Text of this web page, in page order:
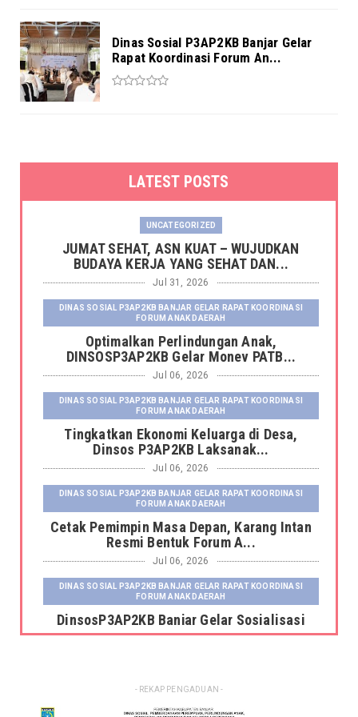
Dinas Sosial P3AP2KB Banjar Gelar
Rapat Koordinasi Forum An...
LATEST POSTS
UNCATEGORIZED
JUMAT SEHAT, ASN KUAT – WUJUDKAN
BUDAYA KERJA YANG SEHAT DAN...
Jul 31, 2026
DINAS SOSIAL P3AP2KB BANJAR GELAR RAPAT KOORDINASI
FORUM ANAK DAERAH
Optimalkan Perlindungan Anak,
DINSOSP3AP2KB Gelar Monev PATB...
Jul 06, 2026
DINAS SOSIAL P3AP2KB BANJAR GELAR RAPAT KOORDINASI
FORUM ANAK DAERAH
Tingkatkan Ekonomi Keluarga di Desa,
Dinsos P3AP2KB Laksanak...
Jul 06, 2026
DINAS SOSIAL P3AP2KB BANJAR GELAR RAPAT KOORDINASI
FORUM ANAK DAERAH
Cetak Pemimpin Masa Depan, Karang Intan
Resmi Bentuk Forum A...
Jul 06, 2026
DINAS SOSIAL P3AP2KB BANJAR GELAR RAPAT KOORDINASI
FORUM ANAK DAERAH
DinsosP3AP2KB Banjar Gelar Sosialisasi
Pemutakhiran dan Pemb...
FORUM ANAK DAERAH
Kepala Dinas Sosial P3AP2KB Kabupaten
- REKAP PENGADUAN -